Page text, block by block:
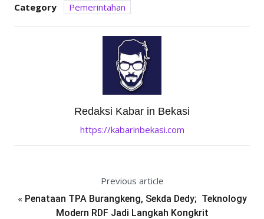
Category Pemerintahan
Redaksi Kabar in Bekasi
https://kabarinbekasi.com
Previous article
« Penataan TPA Burangkeng, Sekda Dedy; Teknology
Modern RDF Jadi Langkah Kongkrit